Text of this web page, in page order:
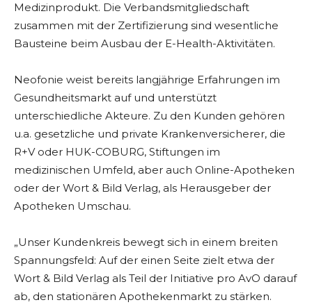
Medizinprodukt. Die Verbandsmitgliedschaft
zusammen mit der Zertifizierung sind wesentliche
Bausteine beim Ausbau der E-Health-Aktivitäten.
Neofonie weist bereits langjährige Erfahrungen im
Gesundheitsmarkt auf und unterstützt
unterschiedliche Akteure. Zu den Kunden gehören
u.a. gesetzliche und private Krankenversicherer, die
R+V oder HUK-COBURG, Stiftungen im
medizinischen Umfeld, aber auch Online-Apotheken
oder der Wort & Bild Verlag, als Herausgeber der
Apotheken Umschau.
„Unser Kundenkreis bewegt sich in einem breiten
Spannungsfeld: Auf der einen Seite zielt etwa der
Wort & Bild Verlag als Teil der Initiative pro AvO darauf
ab, den stationären Apothekenmarkt zu stärken.